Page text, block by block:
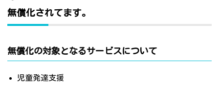
無償化されてます。
無償化の対象となるサービスについて
児童発達支援